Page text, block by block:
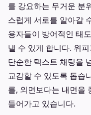
를 강요하는 무거운 분
스럽게 서로를 알아갈
용자들이 방어적인 태
낼 수 있게 합니다. 위
단순한 텍스트 채팅을
교감할 수 있도록 돕습
를, 외면보다는 내면을
들어가고 있습니다.